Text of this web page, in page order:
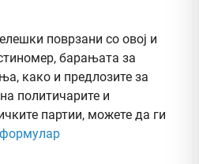
поврзани со овој и
барањата за
како и предлозите за
политичарите и
партии, можете да ги
формулар